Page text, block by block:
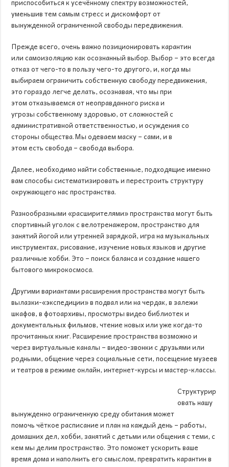
приспособиться к усечённому спектру возможностей,
уменьшив тем самым стресс и дискомфорт от
вынужденной ограниченной свободы передвижения.
Прежде всего, очень важно позиционировать карантин
или самоизоляцию как осознанный выбор. Выбор – это всегда
отказ от чего-то в пользу чего-то другого, и, когда мы
выбираем ограничить собственную свободу передвижения,
это гораздо легче делать, осознавая, что мы при
этом отказываемся от неоправданного риска и
угрозы собственному здоровью, от сложностей с
административной ответственностью, и осуждения со
стороны общества. Мы одеваем маску – сами, и в
этом есть свобода – свобода выбора.
Далее, необходимо найти собственные, подходящие именно
вам способы систематизировать и перестроить структуру
окружающего нас пространства.
Разнообразными «расширителями» пространства могут быть
спортивный уголок с велотренажером, пространство для
занятий йогой или утренней зарядкой, игра на музыкальных
инструментах, рисование, изучение новых языков и другие
различные хобби. Это – поиск баланса и создание нашего
бытового микрокосмоса.
Другими вариантами расширения пространства могут быть
вылазки-«экспедиции» в подвал или на чердак, в залежи
шкафов, в фотоархивы, просмотры видео библиотек и
документальных фильмов, чтение новых или уже когда-то
прочитанных книг. Расширение пространства возможно и
через виртуальные каналы – видео-звонки с друзьями или
родными, общение через социальные сети, посещение музеев
и театров в режиме онлайн, интернет-курсы и мастер-классы.
Структурир
овать нашу
вынужденно ограниченную среду обитания может
помочь чёткое расписание и план на каждый день – работы,
домашних дел, хобби, занятий с детьми или общения с теми, с
кем мы делим пространство. Это поможет ускорить ваше
время дома и наполнить его смыслом, превратить карантин в